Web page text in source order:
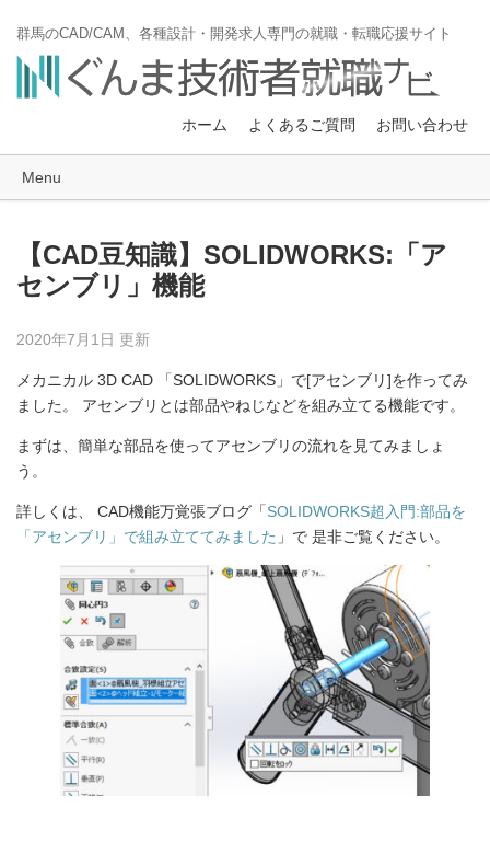
群馬のCAD/CAM、各種設計・開発求人専門の就職・転職応援サイト
ホーム よくあるご質問 お問い合わせ
Menu
【CAD豆知識】SOLIDWORKS:「ア
センブリ」機能
2020年7月1日 更新
メカニカル 3D CAD 「SOLIDWORKS」で[アセンブリ]を作ってみ
ました。 アセンブリとは部品やねじなどを組み立てる機能です。
まずは、簡単な部品を使ってアセンブリの流れを見てみましょ
う。
詳しくは、 CAD機能万覚張ブログ「SOLIDWORKS超入門:部品を
「アセンブリ」で組み立ててみました 」で 是非ご覧ください。